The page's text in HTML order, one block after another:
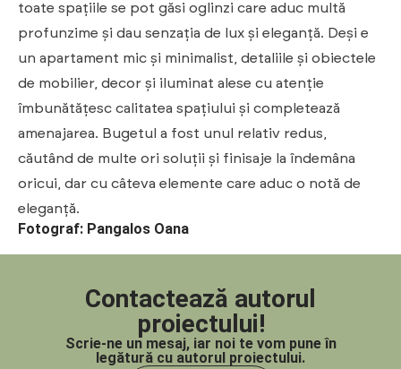
toate spațiile se pot găsi oglinzi care aduc multă
profunzime și dau senzația de lux și eleganță. Deși e
un apartament mic și minimalist, detaliile și obiectele
de mobilier, decor și iluminat alese cu atenție
îmbunătățesc calitatea spațiului și completează
amenajarea. Bugetul a fost unul relativ redus,
căutând de multe ori soluții și finisaje la îndemâna
oricui, dar cu câteva elemente care aduc o notă de
eleganță.
Fotograf: Pangalos Oana
Contactează autorul
proiectului!
Scrie-ne un mesaj, iar noi te vom pune în
legătură cu autorul proiectului.